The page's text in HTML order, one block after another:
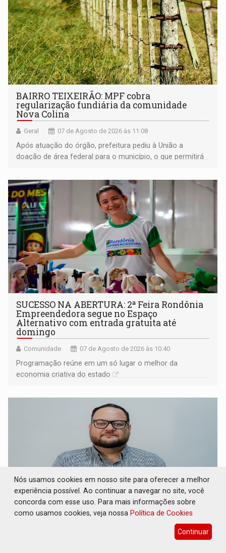
BAIRRO TEIXEIRÃO: MPF cobra
regularização fundiária da comunidade
Nova Colina
Geral 07 de Agosto de 2026 às 11:08
Após atuação do órgão, prefeitura pediu à União a
doação de área federal para o município, o que permitirá
SUCESSO NA ABERTURA: 2ª Feira Rondônia
Empreendedora segue no Espaço
Alternativo com entrada gratuita até
domingo
Comunidade 07 de Agosto de 2026 às 10:40
Programação reúne em um só lugar o melhor da
economia criativa do estado
REESTRUTURAÇÃO: Secretário da Seinfra de
Porto Velho pede exoneração do cargo
Nós usamos cookies em nosso site para oferecer a melhor
experiência possível. Ao continuar a navegar no site, você
concorda com esse uso. Para mais informações sobre
como usamos cookies, veja nossa Política de Cookies
Continuar